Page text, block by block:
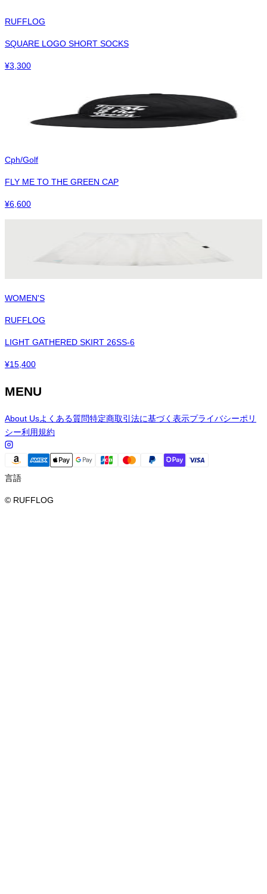
RUFFLOG
SQUARE LOGO SHORT SOCKS
¥3,300
Cph/Golf
FLY ME TO THE GREEN CAP
¥6,600
WOMEN'S
RUFFLOG
LIGHT GATHERED SKIRT 26SS-6
¥15,400
MENU
About Usよくある質問特定商取引法に基づく表示プライバシーポリ
シー利用規約
言語
© RUFFLOG